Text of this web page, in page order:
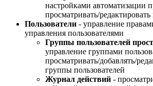
настройками автоматизации
просматривать/
Пользователи - управление
управления пользователями
Группы пользователей
управление группами
просматривать/добавлять/
группы пользователей
Журнал действий -